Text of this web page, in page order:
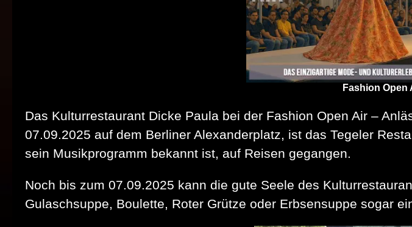
Fashion Open
Das Kulturrestaurant Dicke Paula bei der Fashion Open Air –
07.09.2025 auf dem Berliner Alexanderplatz, ist das Tegeler
sein Musikprogramm bekannt ist, auf Reisen gegangen.
Noch bis zum 07.09.2025 kann die gute Seele des
Gulaschsuppe, Boulette, Roter Grütze oder Erbsensuppe sogar